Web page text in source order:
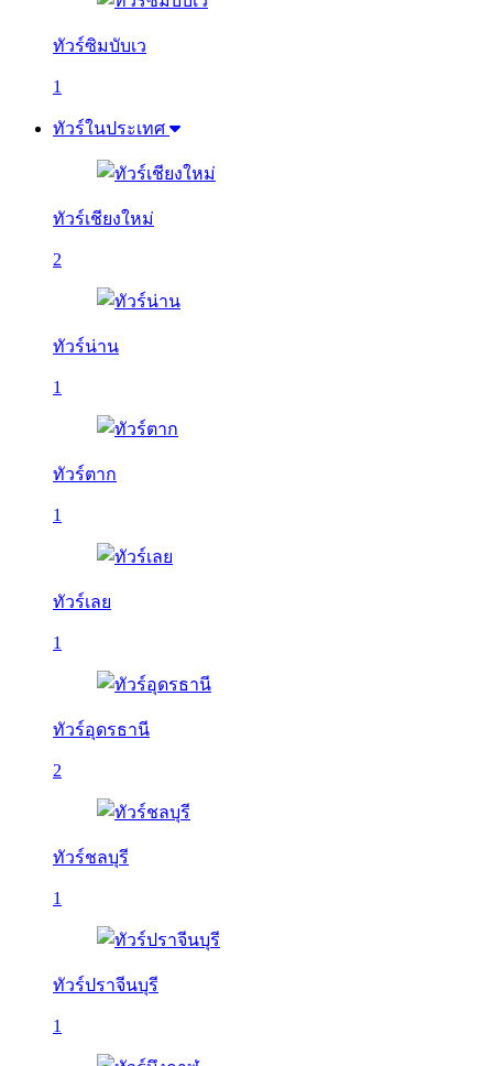
ทัวร์ซิมบับเว
1
ทัวร์ในประเทศ
ทัวร์เชียงใหม่
2
ทัวร์น่าน
1
ทัวร์ตาก
1
ทัวร์เลย
1
ทัวร์อุดรธานี
2
ทัวร์ชลบุรี
1
ทัวร์ปราจีนบุรี
1